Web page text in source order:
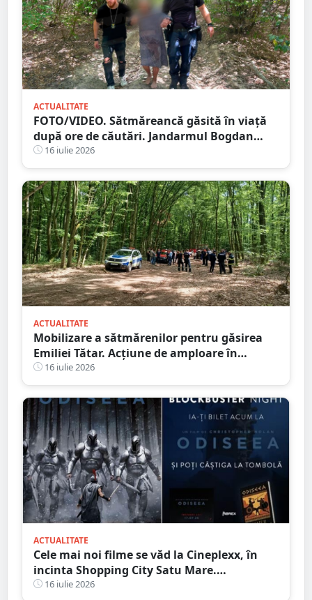
ACTUALITATE
FOTO/VIDEO. Sătmăreancă găsită în viață
după ore de căutări. Jandarmul Bogdan
Moisi este eroul zilei
16 iulie 2026
ACTUALITATE
Mobilizare a sătmărenilor pentru găsirea
Emiliei Tătar. Acțiune de amploare în
Homoroade
16 iulie 2026
ACTUALITATE
Cele mai noi filme se văd la Cineplexx, în
incinta Shopping City Satu Mare.
Blockbuster Night: Odiseea
16 iulie 2026